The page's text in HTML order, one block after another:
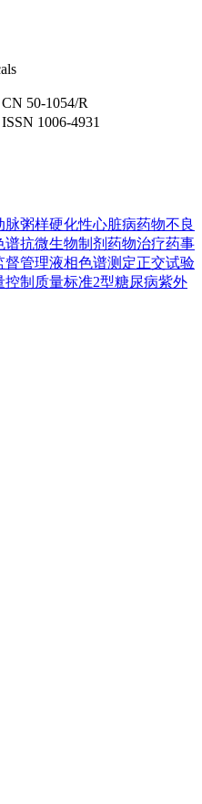
CN 50-1054/R
ISSN 1006-4931
脉粥样硬化性心脏病药物不良
谱抗微生物制剂 药物治疗药事
督管理液相色谱测定正交试验
控制 质量标准2型糖尿病紫外